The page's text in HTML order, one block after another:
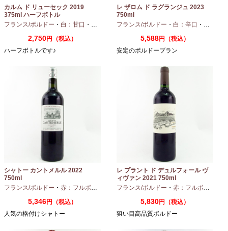
カルム ド リューセック 2019
375ml ハーフボトル
フランス/ボルドー ・ 白：甘口 ・ セミヨン ・ソーヴィニオンブラン
2,750円（税込）
ハーフボトルです♪
レ ザロム ド ラグランジュ 2023
750ml
フランス/ボルドー ・ 白：辛口 ・ セミヨン
5,588円（税込）
安定のボルドーブラン
シャトー カントメルル 2022
750ml
フランス/ボルドー ・ 赤：フルボディ カベルネ・カベルネフラン ・プティヴェル
5,346円（税込）
人気の格付けシャトー
レ プラント ド デュルフォール ヴ
ィヴァン 2021 750ml
フランス/ボルドー ・ 赤：フルボディ
5,830円（税込）
狙い目高品質ボルドー